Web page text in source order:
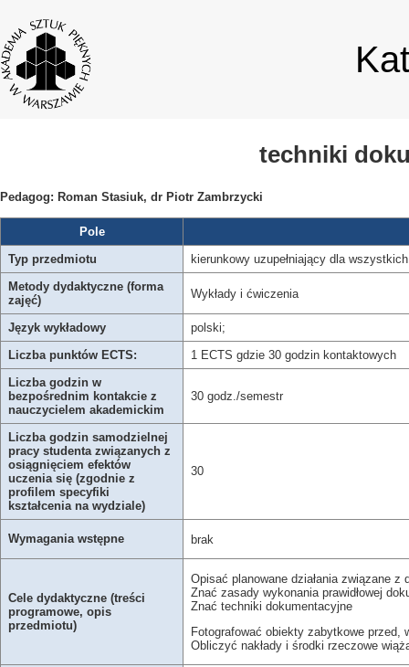
techniki
Pedagog: Roman Stasiuk, dr Piotr Zambrzycki
Pole
Typ przedmiotu
kierunkowy uzupełniający dla
Metody dydaktyczne (forma
zajęć)
Wykłady i ćwiczenia
Język wykładowy
polski;
Liczba punktów ECTS:
1 ECTS gdzie 30 godzin kontaktowych
Liczba godzin w
bezpośrednim kontakcie z
nauczycielem akademickim
30 godz./semestr
Liczba godzin samodzielnej
pracy studenta związanych z
osiągnięciem efektów
uczenia się (zgodnie z
profilem specyfiki
kształcenia na wydziale)
30
Wymagania wstępne brak
Cele dydaktyczne (treści
programowe, opis
przedmiotu)
Opisać planowane działania związane z
Znać zasady wykonania prawidłowej
Znać techniki dokumentacyjne
Fotografować obiekty zabytkowe przed,
Obliczyć nakłady i środki rzeczowe